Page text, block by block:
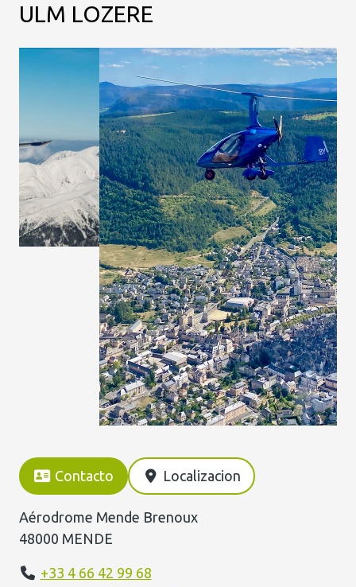
ULM LOZERE
Contacto Localizacion
Aérodrome Mende Brenoux
48000 MENDE
+33 4 66 42 99 68